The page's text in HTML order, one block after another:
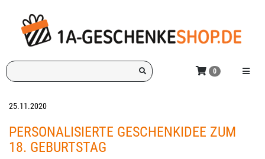
Hauptinhalt
springen
Ich
suche
Geschenk
Menü
0
25.11.2020
PERSONALISIERTE GESCHENKIDEE ZUM
18. GEBURTSTAG